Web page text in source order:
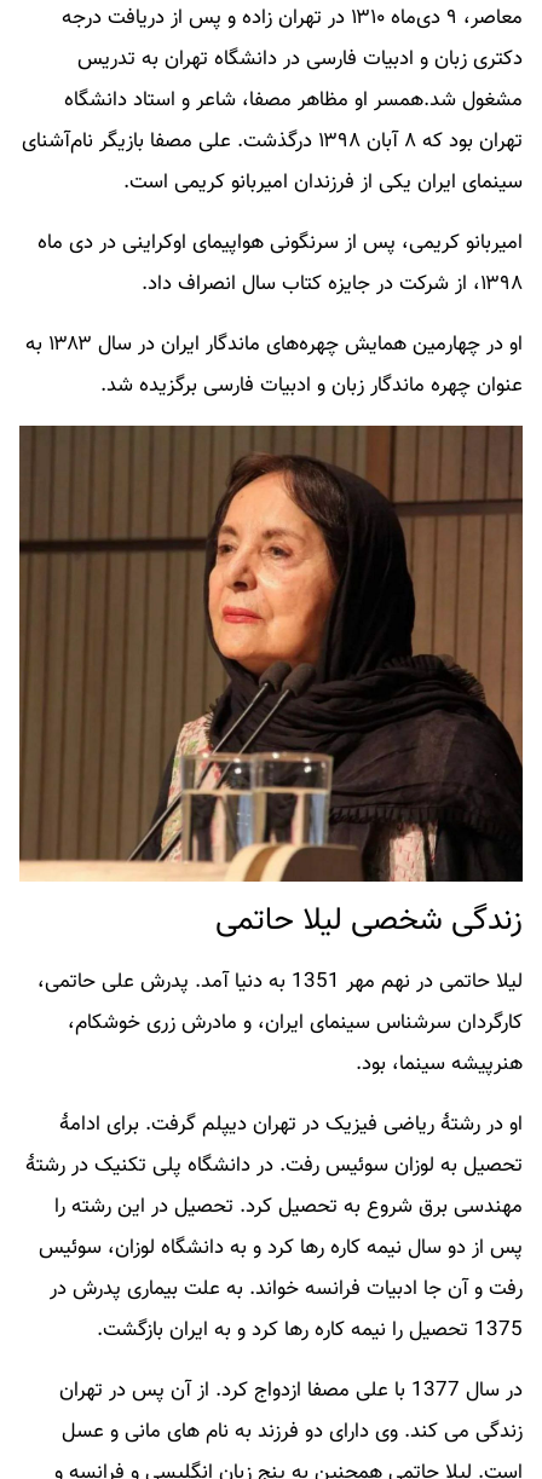
معاصر، ۹ دی‌ماه ۱۳۱۰ در تهران زاده و پس از دریافت درجه
دکتری زبان و ادبیات فارسی در دانشگاه تهران به تدریس
مشغول شد.همسر او مظاهر مصفا، شاعر و استاد دانشگاه
تهران بود که ۸ آبان ۱۳۹۸ درگذشت. علی مصفا بازیگر نام‌آشنای
سینمای ایران یکی از فرزندان امیربانو کریمی است.
امیربانو کریمی، پس از سرنگونی هواپیمای اوکراینی در دی ماه
۱۳۹۸، از شرکت در جایزه کتاب سال انصراف داد.
او در چهارمین همایش چهره‌های ماندگار ایران در سال ۱۳۸۳ به
عنوان چهره ماندگار زبان و ادبیات فارسی برگزیده شد.
زندگی شخصی لیلا حاتمی
لیلا حاتمی در نهم مهر 1351 به دنیا آمد. پدرش علی حاتمی،
کارگردان سرشناس سینمای ایران، و مادرش زری خوشکام،
هنرپیشه سینما، بود.
او در رشتهٔ ریاضی فیزیک در تهران دیپلم گرفت. برای ادامهٔ
تحصیل به لوزان سوئیس رفت. در دانشگاه پلی تکنیک در رشتهٔ
مهندسی برق شروع به تحصیل کرد. تحصیل در این رشته را
پس از دو سال نیمه کاره رها کرد و به دانشگاه لوزان، سوئیس
رفت و آن جا ادبیات فرانسه خواند. به علت بیماری پدرش در
1375 تحصیل را نیمه کاره رها کرد و به ایران بازگشت.
در سال 1377 با علی مصفا ازدواج کرد. از آن پس در تهران
زندگی می کند. وی دارای دو فرزند به نام های مانی و عسل